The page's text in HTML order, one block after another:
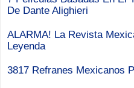
De Dante Alighieri
ALARMA! La Revista
Leyenda
3817 Refranes Mexicanos